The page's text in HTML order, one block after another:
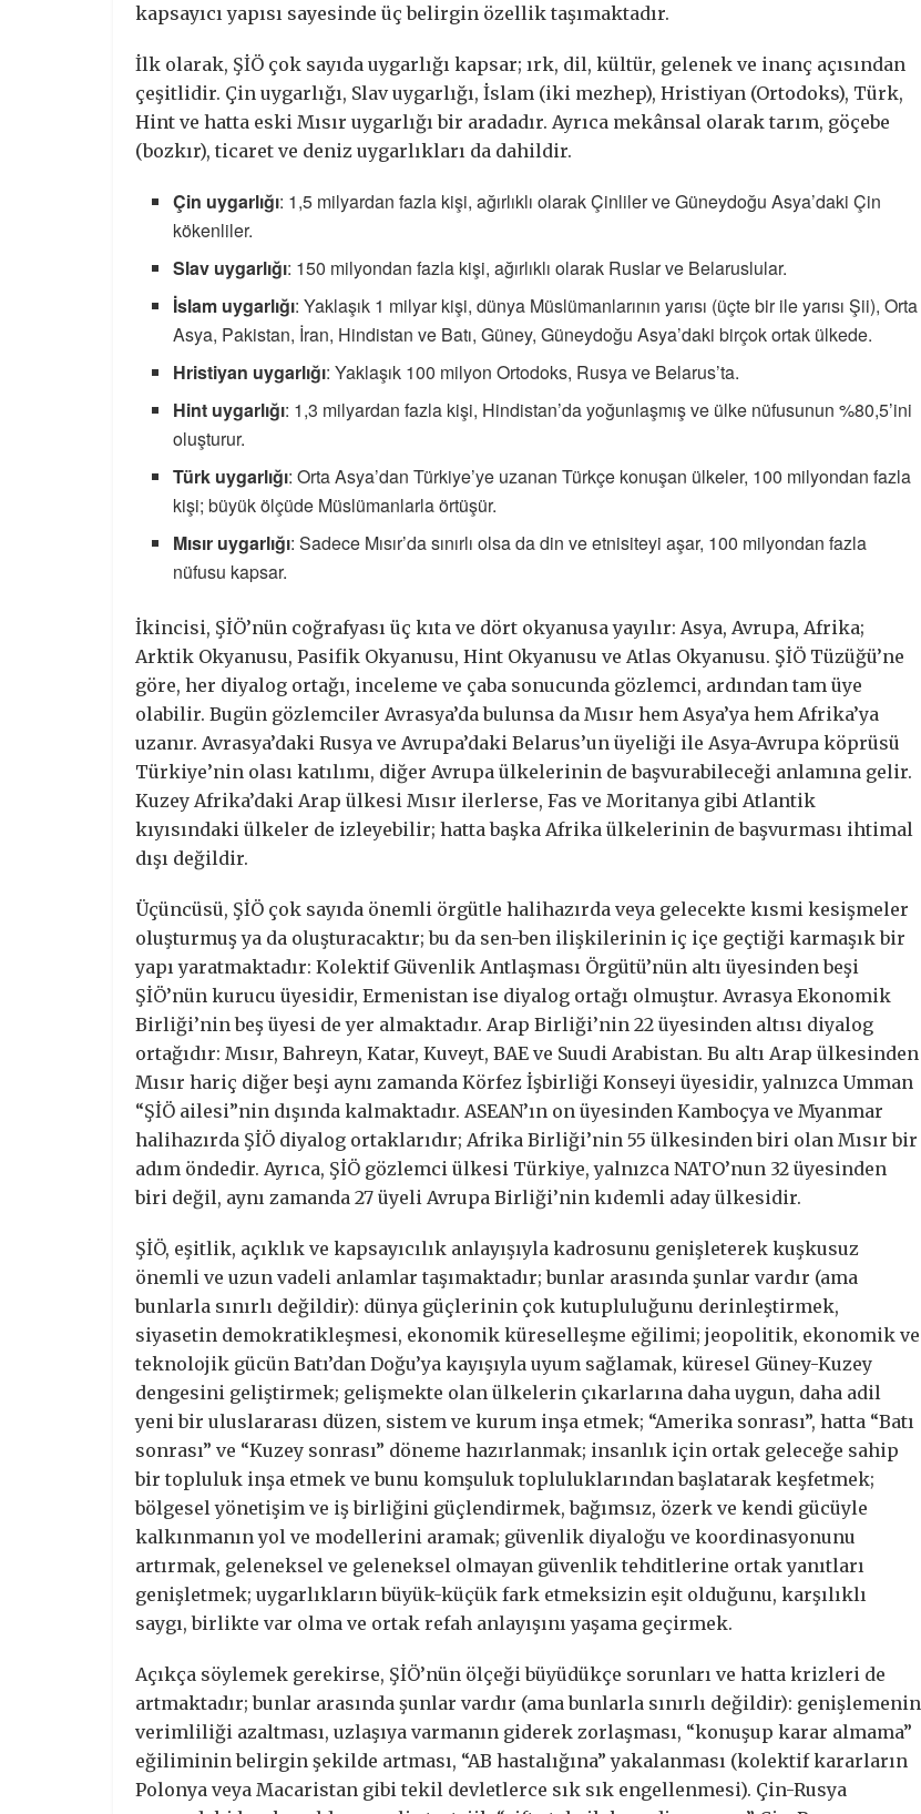
kapsayıcı yapısı sayesinde üç belirgin özellik taşımaktadır.
İlk olarak, ŞİÖ çok sayıda uygarlığı kapsar; ırk, dil, kültür, gelenek ve inanç açısından
çeşitlidir. Çin uygarlığı, Slav uygarlığı, İslam (iki mezhep), Hristiyan (Ortodoks), Türk,
Hint ve hatta eski Mısır uygarlığı bir aradadır. Ayrıca mekânsal olarak tarım, göçebe
(bozkır), ticaret ve deniz uygarlıkları da dahildir.
Çin uygarlığı: 1,5 milyardan fazla kişi, ağırlıklı olarak Çinliler ve Güneydoğu Asya’daki Çin
kökenliler.
Slav uygarlığı: 150 milyondan fazla kişi, ağırlıklı olarak Ruslar ve Belaruslular.
İslam uygarlığı: Yaklaşık 1 milyar kişi, dünya Müslümanlarının yarısı (üçte bir ile yarısı Şii), Orta
Asya, Pakistan, İran, Hindistan ve Batı, Güney, Güneydoğu Asya’daki birçok ortak ülkede.
Hristiyan uygarlığı: Yaklaşık 100 milyon Ortodoks, Rusya ve Belarus’ta.
Hint uygarlığı: 1,3 milyardan fazla kişi, Hindistan’da yoğunlaşmış ve ülke nüfusunun %80,5’ini
oluşturur.
Türk uygarlığı: Orta Asya’dan Türkiye’ye uzanan Türkçe konuşan ülkeler, 100 milyondan fazla
kişi; büyük ölçüde Müslümanlarla örtüşür.
Mısır uygarlığı: Sadece Mısır’da sınırlı olsa da din ve etnisiteyi aşar, 100 milyondan fazla
nüfusu kapsar.
İkincisi, ŞİÖ’nün coğrafyası üç kıta ve dört okyanusa yayılır: Asya, Avrupa, Afrika;
Arktik Okyanusu, Pasifik Okyanusu, Hint Okyanusu ve Atlas Okyanusu. ŞİÖ Tüzüğü’ne
göre, her diyalog ortağı, inceleme ve çaba sonucunda gözlemci, ardından tam üye
olabilir. Bugün gözlemciler Avrasya’da bulunsa da Mısır hem Asya’ya hem Afrika’ya
uzanır. Avrasya’daki Rusya ve Avrupa’daki Belarus’un üyeliği ile Asya-Avrupa köprüsü
Türkiye’nin olası katılımı, diğer Avrupa ülkelerinin de başvurabileceği anlamına gelir.
Kuzey Afrika’daki Arap ülkesi Mısır ilerlerse, Fas ve Moritanya gibi Atlantik
kıyısındaki ülkeler de izleyebilir; hatta başka Afrika ülkelerinin de başvurması ihtimal
dışı değildir.
Üçüncüsü, ŞİÖ çok sayıda önemli örgütle halihazırda veya gelecekte kısmi kesişmeler
oluşturmuş ya da oluşturacaktır; bu da sen-ben ilişkilerinin iç içe geçtiği karmaşık bir
yapı yaratmaktadır: Kolektif Güvenlik Antlaşması Örgütü’nün altı üyesinden beşi
ŞİÖ’nün kurucu üyesidir, Ermenistan ise diyalog ortağı olmuştur. Avrasya Ekonomik
Birliği’nin beş üyesi de yer almaktadır. Arap Birliği’nin 22 üyesinden altısı diyalog
ortağıdır: Mısır, Bahreyn, Katar, Kuveyt, BAE ve Suudi Arabistan. Bu altı Arap ülkesinden
Mısır hariç diğer beşi aynı zamanda Körfez İşbirliği Konseyi üyesidir, yalnızca Umman
“ŞİÖ ailesi”nin dışında kalmaktadır. ASEAN’ın on üyesinden Kamboçya ve Myanmar
halihazırda ŞİÖ diyalog ortaklarıdır; Afrika Birliği’nin 55 ülkesinden biri olan Mısır bir
adım öndedir. Ayrıca, ŞİÖ gözlemci ülkesi Türkiye, yalnızca NATO’nun 32 üyesinden
biri değil, aynı zamanda 27 üyeli Avrupa Birliği’nin kıdemli aday ülkesidir.
ŞİÖ, eşitlik, açıklık ve kapsayıcılık anlayışıyla kadrosunu genişleterek kuşkusuz
önemli ve uzun vadeli anlamlar taşımaktadır; bunlar arasında şunlar vardır (ama
bunlarla sınırlı değildir): dünya güçlerinin çok kutupluluğunu derinleştirmek,
siyasetin demokratikleşmesi, ekonomik küreselleşme eğilimi; jeopolitik, ekonomik ve
teknolojik gücün Batı’dan Doğu’ya kayışıyla uyum sağlamak, küresel Güney-Kuzey
dengesini geliştirmek; gelişmekte olan ülkelerin çıkarlarına daha uygun, daha adil
yeni bir uluslararası düzen, sistem ve kurum inşa etmek; “Amerika sonrası”, hatta “Batı
sonrası” ve “Kuzey sonrası” döneme hazırlanmak; insanlık için ortak geleceğe sahip
bir topluluk inşa etmek ve bunu komşuluk topluluklarından başlatarak keşfetmek;
bölgesel yönetişim ve iş birliğini güçlendirmek, bağımsız, özerk ve kendi gücüyle
kalkınmanın yol ve modellerini aramak; güvenlik diyaloğu ve koordinasyonunu
artırmak, geleneksel ve geleneksel olmayan güvenlik tehditlerine ortak yanıtları
genişletmek; uygarlıkların büyük-küçük fark etmeksizin eşit olduğunu, karşılıklı
saygı, birlikte var olma ve ortak refah anlayışını yaşama geçirmek.
Açıkça söylemek gerekirse, ŞİÖ’nün ölçeği büyüdükçe sorunları ve hatta krizleri de
artmaktadır; bunlar arasında şunlar vardır (ama bunlarla sınırlı değildir): genişlemenin
verimliliği azaltması, uzlaşıya varmanın giderek zorlaşması, “konuşup karar almama”
eğiliminin belirgin şekilde artması, “AB hastalığına” yakalanması (kolektif kararların
Polonya veya Macaristan gibi tekil devletlerce sık sık engellenmesi). Çin-Rusya